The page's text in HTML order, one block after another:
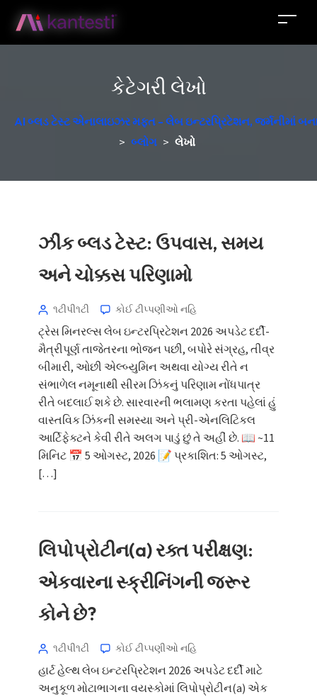
કેટેગરી લેખો
AI બ્લડ ટેસ્ટ એનાલાઇઝર મફત - લેબ ઇન્ટરપ્રિટેશન, જર્મનીમાં
> બ્લોગ > લેખો
ઝીંક બ્લડ ટેસ્ટ: ઉપવાસ, સમય
અને ચોક્કસ પરિણામો
૧ટીપી૧ટી કોઈ ટીપ્પણીઓ નહિ
ટ્રેસ મિનરલ્સ લેબ ઇન્ટરપ્રિટેશન 2026 અપડેટ દર્દી-
મૈત્રીપૂર્ણ તાજેતરના ભોજન પછી, બપોરે સંગ્રહ, તીવ્ર
બીમારી, ઓછી એલ્બ્યુમિન અથવા યોગ્ય રીતે ન
સંભાળેલ નમૂનાથી સીરમ ઝિંકનું પરિણામ નોંધપાત્ર
રીતે બદલાઈ શકે છે. સારવારની ભલામણ કરતા પહેલાં હું
વાસ્તવિક ઝિંકની સમસ્યા અને પ્રી-એનલિટિકલ
આર્ટિફેક્ટને કેવી રીતે અલગ પાડું છું તે અહીં છે. 📖 ~11
મિનિટ 📅 5 ઓગસ્ટ, 2026 📝 પ્રકાશિત: 5 ઓગસ્ટ,
[…]
લિપોપ્રોટીન(a) રક્ત પરીક્ષણ:
એકવારના સ્ક્રીનિંગની જરૂર
કોને છે?
૧ટીપી૧ટી કોઈ ટીપ્પણીઓ નહિ
હાર્ટ હેલ્થ લેબ ઇન્ટરપ્રિટેશન 2026 અપડેટ દર્દી માટે
અનુકૂળ મોટાભાગના વયસ્કોમાં લિપોપ્રોટીન(a) એક